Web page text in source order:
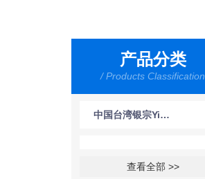
产品分类
/ Products Classification
中国台湾银宗Yin-tsung
查看全部 >>